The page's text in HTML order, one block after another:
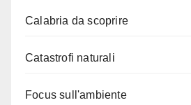
Calabria da scoprire
Catastrofi naturali
Focus sull'ambiente